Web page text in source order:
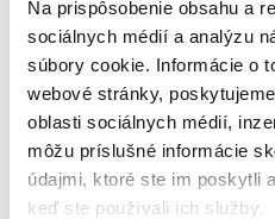
Na prispôsobenie obsahu a
sociálnych médií a analýzu
súbory cookie. Informácie o
webové stránky,
oblasti sociálnych médií,
môžu príslušné informácie
údajmi, ktoré ste im poskytli
keď ste používali ich služby.
PFAFF Konzolový lanový navijak
LB nerez 250 kg
527,67 €
Nosnosť (kg): 250 kg
Nie je skladom